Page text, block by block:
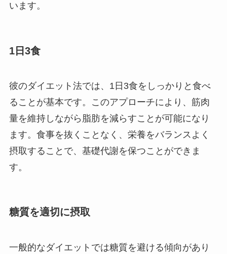
います。
1日3食
彼のダイエット法では、1日3食をしっかりと食べ
ることが基本です。このアプローチにより、筋肉
量を維持しながら脂肪を減らすことが可能になり
ます。食事を抜くことなく、栄養をバランスよく
摂取することで、基礎代謝を保つことができま
す。
糖質を適切に摂取
一般的なダイエットでは糖質を避ける傾向があり